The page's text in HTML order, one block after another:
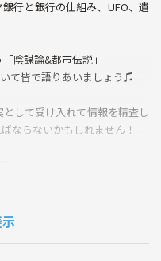
行と銀行の仕組み、UFO、遺
陰謀論&都市伝説」
て皆で語りあいましょう♫
して受け入れて情報を精査し
ならないかもしれません！